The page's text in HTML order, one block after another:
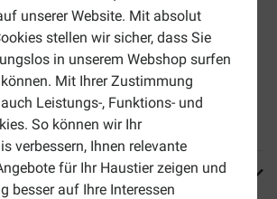
unserer Website. Mit absolut
stellen wir sicher, dass Sie
in unserem Webshop surfen
Mit Ihrer Zustimmung
Leistungs-, Funktions- und
So können wir Ihr
verbessern, Ihnen relevante
für Ihr Haustier zeigen und
besser auf Ihre Interessen
Versandkosten
aus dem Sortiment von Prins
als AlternativeProtection
Hundefutter.